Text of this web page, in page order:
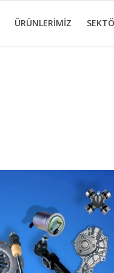
ÜRÜNLERIMIZ